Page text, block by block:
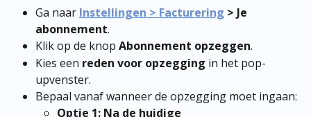
Ga naar Instellingen > Facturering > Je
abonnement.
Klik op de knop Abonnement opzeggen.
Kies een reden voor opzegging in het pop-
upvenster.
Bepaal vanaf wanneer de opzegging moet ingaan:
Optie 1: Na de huidige